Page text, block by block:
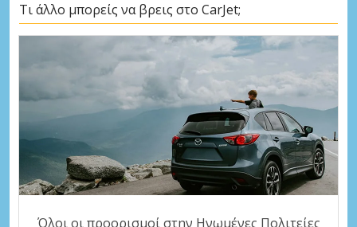
Τι άλλο μπορείς να βρεις στο CarJet;
Όλοι οι προορισμοί στην Ηνωμένες Πολιτείες